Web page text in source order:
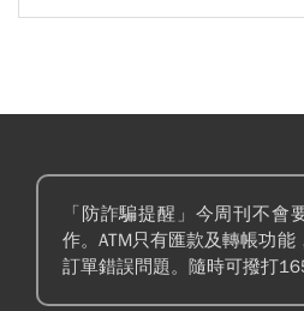
「防詐騙提醒」今周刊不會
作。ATM只有匯款及轉帳功
訂單錯誤問題。隨時可撥打